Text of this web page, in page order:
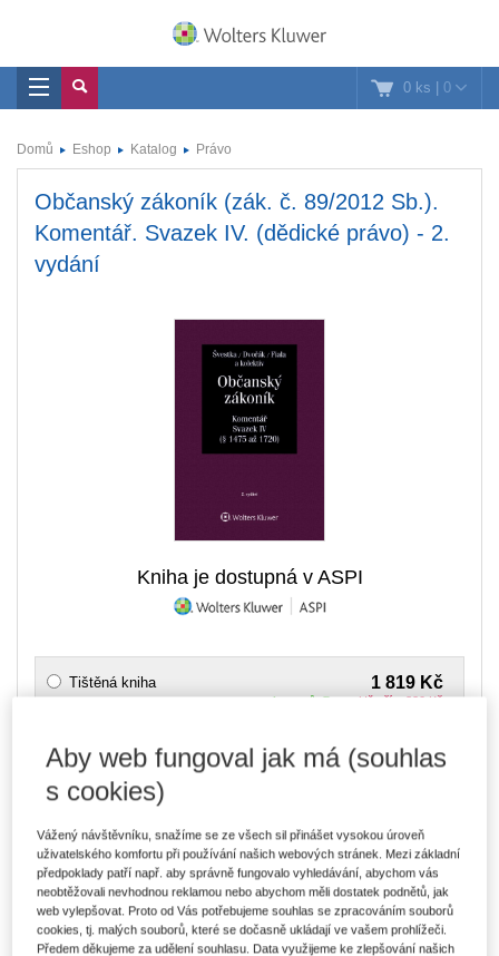
0 ks | 0
Domů Eshop Katalog Právo
Občanský zákoník (zák. č. 89/2012 Sb.).
Komentář. Svazek IV. (dědické právo) - 2.
vydání
Kniha je dostupná v ASPI
1 819 Kč
Ušetříte 320 Kč
Tištěná kniha
1 547 Kč
E-kniha Smarteca + soubory ke stažení
V prodeji - ihned k dispozici
Co je Smarteca?
Kde najdu soubory e-knih?
2 593 Kč
Ušetříte 1 365 Kč
DMOC 3 958 Kč
Balíček - Tištěná kniha + E-kniha
Smarteca + soubory ke stažení
Skladem- expedice do 2 pracovních dnů
Aby web fungoval jak má (souhlas
s cookies)
Vážený návštěvníku, snažíme se ze všech sil přinášet vysokou úroveň
uživatelského komfortu při používání našich webových stránek. Mezi základní
předpoklady patří např. aby správně fungovalo vyhledávání, abychom vás
neobtěžovali nevhodnou reklamou nebo abychom měli dostatek podnětů, jak
web vylepšovat. Proto od Vás potřebujeme souhlas se zpracováním souborů
cookies, tj. malých souborů, které se dočasně ukládají ve vašem prohlížeči.
Předem děkujeme za udělení souhlasu. Data využijeme ke zlepšování našich